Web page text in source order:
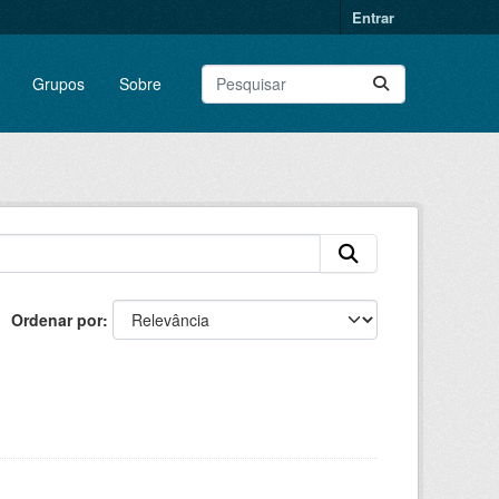
Entrar
Grupos Sobre
Ordenar por